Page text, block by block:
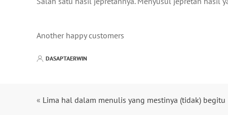
Another happy customers
DASAPTAERWIN
« Lima hal dalam menulis yang mestinya (tidak) begitu